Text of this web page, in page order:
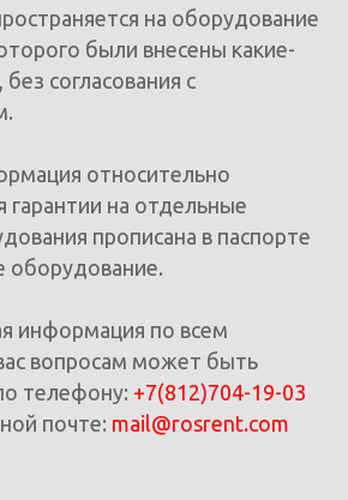
на оборудование
были внесены какие-
согласования с
относительно
гарантии на отдельные
прописана в паспорте
оборудование.
информация по всем
вопросам может быть
телефону: +7(812)704-19-03
почте: mail@rosrent.com